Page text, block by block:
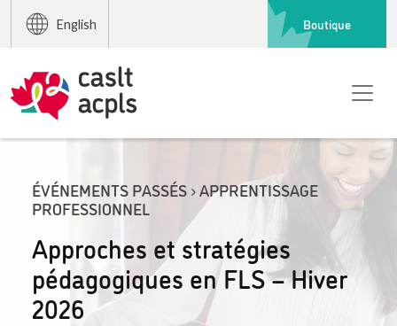
English Boutique
ÉVÉNEMENTS PASSÉS › APPRENTISSAGE
PROFESSIONNEL
Approches et stratégies
pédagogiques en FLS – Hiver
2026